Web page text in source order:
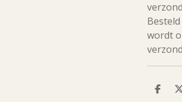
wordt
D